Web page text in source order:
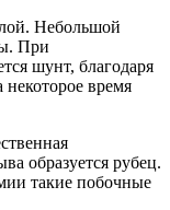
Небольшой
При
шунт, благодаря
некоторое время
образуется рубец.
такие побочные